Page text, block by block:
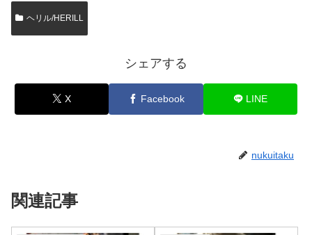
ヘリル/HERILL
シェアする
X Facebook LINE
nukuitaku
関連記事